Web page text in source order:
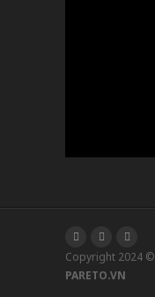
Copyright 2024 ©
PARETO.VN